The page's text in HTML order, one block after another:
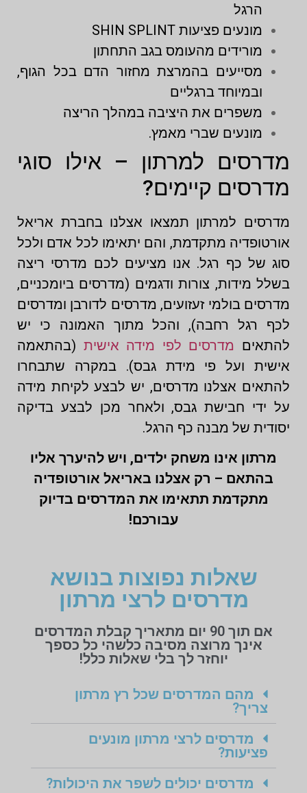
הרגל
מונעים פציעות SHIN SPLINT
מורידים מהעומס בגב התחתון
מסייעים בהמרצת מחזור הדם בכל הגוף,
ובמיוחד ברגליים
משפרים את היציבה במהלך הריצה
מונעים שברי מאמץ.
מדרסים למרתון – אילו סוגי
מדרסים קיימים?
מדרסים למרתון תמצאו אצלנו בחברת אריאל
אורטופדיה מתקדמת, והם יתאימו לכל אדם ולכל
סוג של כף רגל. אנו מציעים לכם מדרסי ריצה
בשלל מידות, צורות ודגמים (מדרסים ביומכניים,
מדרסים בולמי זעזועים, מדרסים לדורבן ומדרסים
לכף רגל רחבה), והכל מתוך האמונה כי יש
להתאים מדרסים לפי מידה אישית (בהתאמה
אישית ועל פי מידת גבס). במקרה שתבחרו
להתאים אצלנו מדרסים, יש לבצע לקיחת מידה
על ידי חבישת גבס, ולאחר מכן לבצע בדיקה
יסודית של מבנה כף הרגל.
מרתון אינו משחק ילדים, ויש להיערך אליו
בהתאם – רק אצלנו באריאל אורטופדיה
מתקדמת תתאימו את המדרסים בדיוק
עבורכם!
שאלות נפוצות בנושא
מדרסים לרצי מרתון
אם תוך 90 יום מתאריך קבלת המדרסים
אינך מרוצה מסיבה כלשהי כל כספך
יוחזר לך בלי שאלות כלל!
מהם המדרסים שכל רץ מרתון
צריך?
מדרסים לרצי מרתון מונעים
פציעות?
מדרסים יכולים לשפר את היכולות?